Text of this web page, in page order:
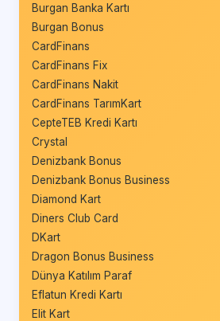
Burgan Banka Kartı
Burgan Bonus
CardFinans
CardFinans Fix
CardFinans Nakit
CardFinans TarımKart
CepteTEB Kredi Kartı
Crystal
Denizbank Bonus
Denizbank Bonus Business
Diamond Kart
Diners Club Card
DKart
Dragon Bonus Business
Dünya Katılım Paraf
Eflatun Kredi Kartı
Elit Kart